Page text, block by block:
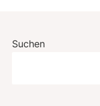
Suchen